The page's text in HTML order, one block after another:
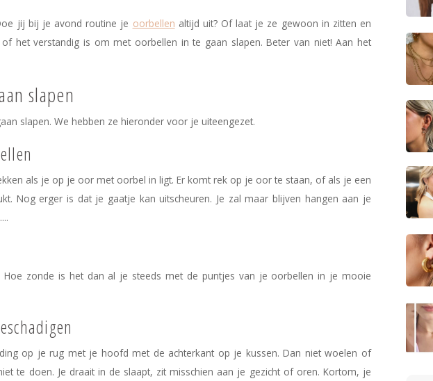
jij bij je avond routine je oorbellen altijd uit? Of laat je ze gewoon in zitten en
het verstandig is om met oorbellen in te gaan slapen. Beter van niet! Aan het
slapen
slapen. We hebben ze hieronder voor je uiteengezet.
als je op je oor met oorbel in ligt. Er komt rek op je oor te staan, of als je een
Nog erger is dat je gaatje kan uitscheuren. Je zal maar blijven hangen aan je
Hoe zonde is het dan al je steeds met de puntjes van je oorbellen in je mooie
op je rug met je hoofd met de achterkant op je kussen. Dan niet woelen of
te doen. Je draait in de slaapt, zit misschien aan je gezicht of oren. Kortom, je